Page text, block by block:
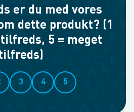
er du med vores
dette produkt? (1
5 = meget
3 4 5